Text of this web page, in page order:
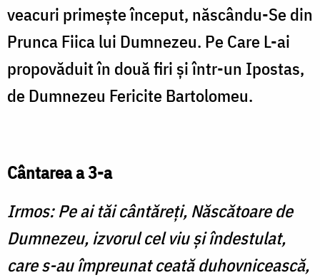
veacuri primeşte început, născându-Se din
Prunca Fiica lui Dumnezeu. Pe Care L-ai
propovăduit în două firi şi într-un Ipostas,
de Dumnezeu Fericite Bartolomeu.
Cântarea a 3-a
Irmos: Pe ai tăi cântăreţi, Născătoare de
Dumnezeu, izvorul cel viu şi îndestulat,
care s-au împreunat ceată duhovnicească,